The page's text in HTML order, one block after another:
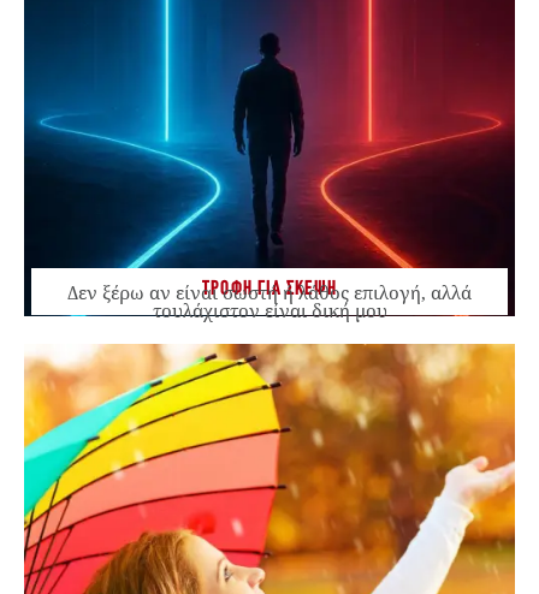
ΤΡΟΦΗ ΓΙΑ ΣΚΕΨΗ
Δεν ξέρω αν είναι σωστή ή λάθος επιλογή, αλλά
τουλάχιστον είναι δική μου